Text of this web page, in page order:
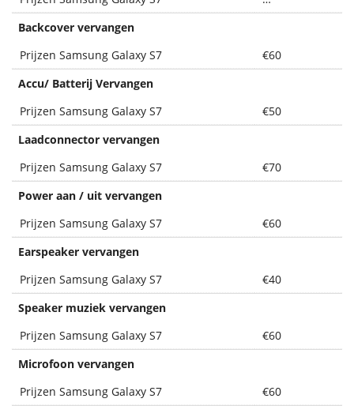
Backcover vervangen
Prijzen Samsung Galaxy S7
€60
Accu/ Batterij Vervangen
Prijzen Samsung Galaxy S7
€50
Laadconnector vervangen
Prijzen Samsung Galaxy S7
€70
Power aan / uit vervangen
Prijzen Samsung Galaxy S7
€60
Earspeaker vervangen
Prijzen Samsung Galaxy S7
€40
Speaker muziek vervangen
Prijzen Samsung Galaxy S7
€60
Microfoon vervangen
Prijzen Samsung Galaxy S7
€60